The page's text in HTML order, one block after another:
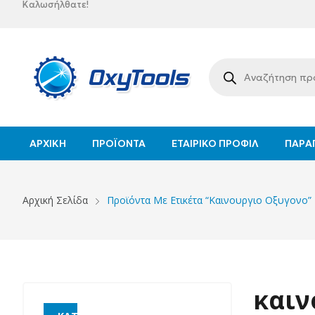
Καλωσήλθατε!
ΑΡΧΙΚΉ ΠΡΟΪΌΝΤΑ ΕΤΑΙΡΙΚΌ ΠΡΟΦΊΛ
Αρχική Σελίδα Προϊόντα Με Ετικέτα “καινουργιο Οξυγονο”